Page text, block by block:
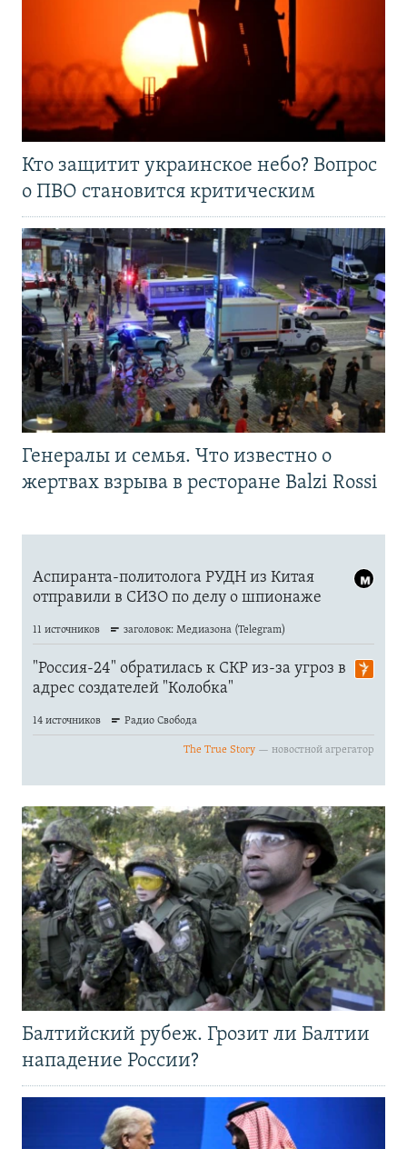
Кто защитит украинское небо? Вопрос
о ПВО становится критическим
Генералы и семья. Что известно о
жертвах взрыва в ресторане Balzi Rossi
Балтийский рубеж. Грозит ли Балтии
нападение России?